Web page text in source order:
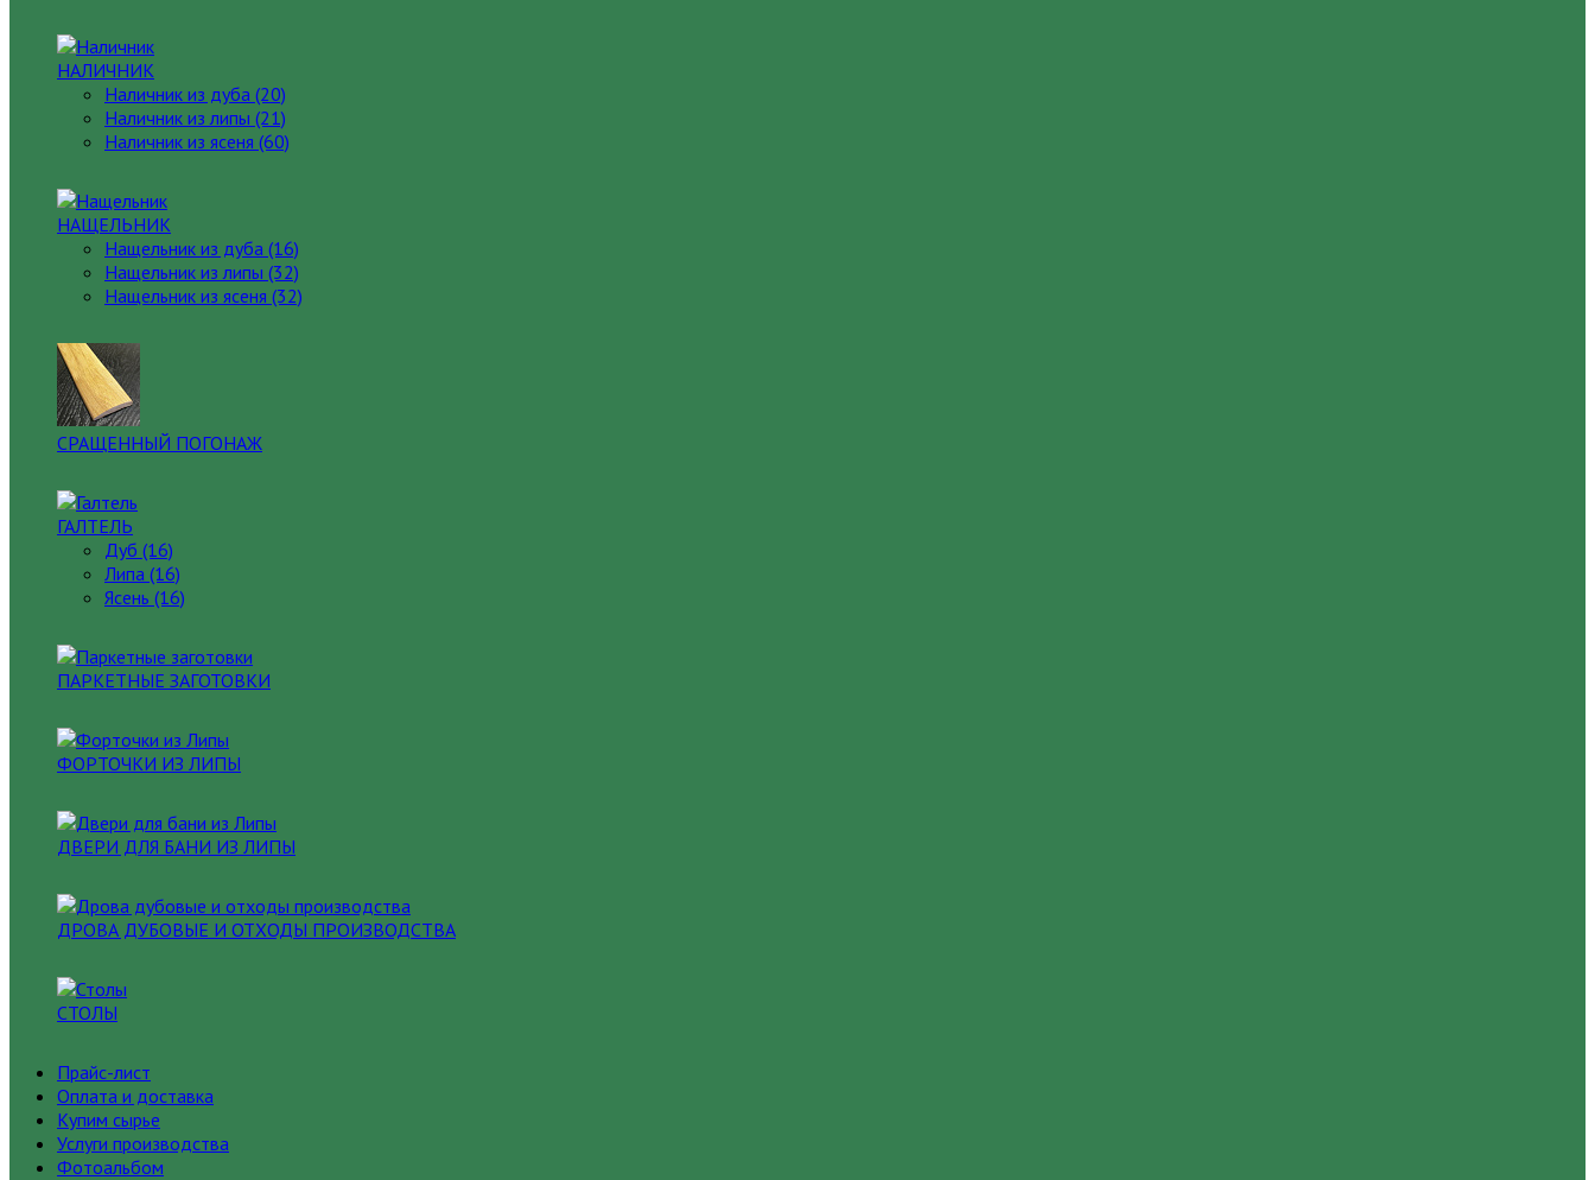
НАЛИЧНИК
Наличник из дуба (20)
Наличник из липы (21)
Наличник из ясеня (60)
НАЩЕЛЬНИК
Нащельник из дуба (16)
Нащельник из липы (32)
Нащельник из ясеня (32)
СРАЩЕННЫЙ ПОГОНАЖ
ГАЛТЕЛЬ
Дуб (16)
Липа (16)
Ясень (16)
ПАРКЕТНЫЕ ЗАГОТОВКИ
ФОРТОЧКИ ИЗ ЛИПЫ
ДВЕРИ ДЛЯ БАНИ ИЗ ЛИПЫ
ДРОВА ДУБОВЫЕ И ОТХОДЫ ПРОИЗВОДСТВА
СТОЛЫ
Прайс-лист
Оплата и доставка
Купим сырье
Услуги производства
Фотоальбом